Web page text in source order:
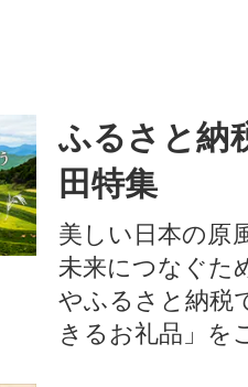
ふるさと納
田特集
美しい日本の原
未来につなぐた
やふるさと納税
きるお礼品」を